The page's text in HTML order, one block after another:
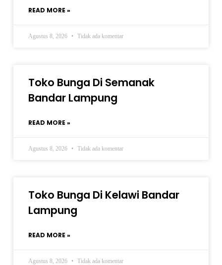
READ MORE »
Agustus 8, 2026 Tidak ada komentar
Toko Bunga Di Semanak
Bandar Lampung
READ MORE »
Agustus 8, 2026 Tidak ada komentar
Toko Bunga Di Kelawi Bandar
Lampung
READ MORE »
Agustus 8, 2026 Tidak ada komentar